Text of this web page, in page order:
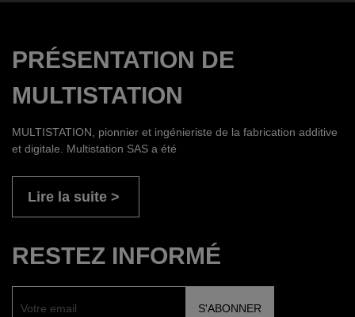
PRÉSENTATION DE
MULTISTATION
MULTISTATION, pionnier et ingénieriste de la fabrication additive
et digitale. Multistation SAS a été
Lire la suite
RESTEZ INFORMÉ